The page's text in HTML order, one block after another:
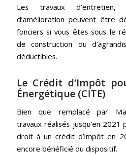
Les travaux
d’amélioration peuvent être
fonciers si vous êtes sous le
de construction ou
déductibles.
Le Crédit d’Impôt
Énergétique (CITE)
Bien que remplacé par
travaux réalisés jusqu’en
droit à un crédit d’impôt en
encore bénéficié du dispositif.